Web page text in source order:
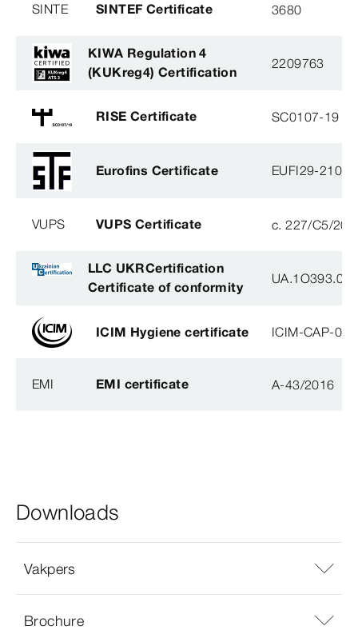
SINTE SINTEF Certificate 3680
KIWA Regulation 4
(KUKreg4) Certification
2209763
RISE Certificate SC0107-19
Eurofins Certificate EUFI29-
VUPS VUPS Certificate c. 227/C5/
LLC UKRCertification
Certificate of conformity
ICIM Hygiene certificate ICIM-CAP-
EMI EMI certificate A-43/2016
Downloads
Vakpers
Brochure